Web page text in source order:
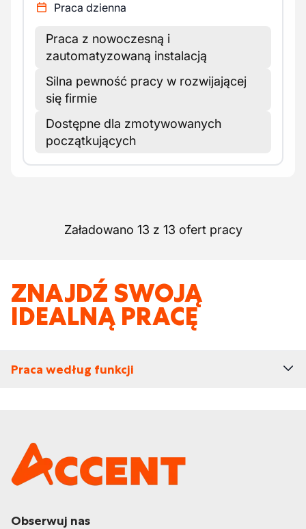
Praca dzienna
Praca z nowoczesną i
zautomatyzowaną instalacją
Silna pewność pracy w rozwijającej
się firmie
Dostępne dla zmotywowanych
początkujących
Załadowano 13 z 13 ofert pracy
ZNAJDŹ SWOJĄ
IDEALNĄ PRACĘ
Praca według funkcji
Obserwuj nas